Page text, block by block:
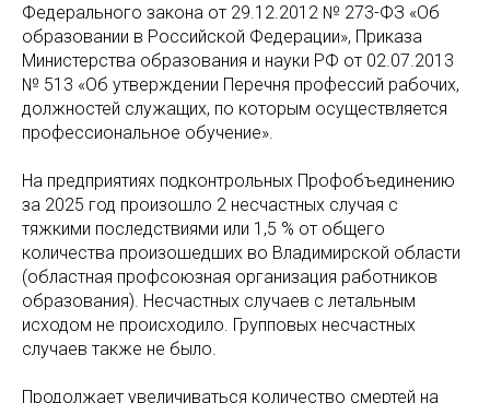
Федерального закона от 29.12.2012 № 273-ФЗ «Об
образовании в Российской Федерации», Приказа
Министерства образования и науки РФ от 02.07.2013
№ 513 «Об утверждении Перечня профессий рабочих,
должностей служащих, по которым осуществляется
профессиональное обучение».
На предприятиях подконтрольных Профобъединению
за 2025 год произошло 2 несчастных случая с
тяжкими последствиями или 1,5 % от общего
количества произошедших во Владимирской области
(областная профсоюзная организация работников
образования). Несчастных случаев с летальным
исходом не происходило. Групповых несчастных
случаев также не было.
Продолжает увеличиваться количество смертей на